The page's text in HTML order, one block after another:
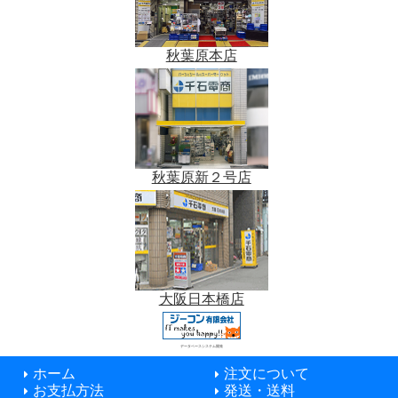
秋葉原本店
秋葉原新２号店
大阪日本橋店
データベースシステム開発
ホーム
注文について
お支払方法
発送・送料